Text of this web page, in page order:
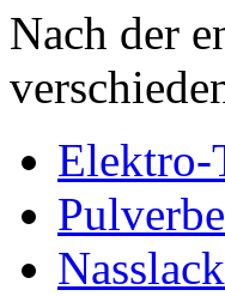
Nach der
Elektro-